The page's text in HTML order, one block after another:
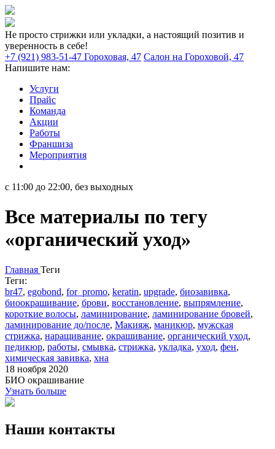
Не просто стрижки или укладки, а настоящий позитив и
уверенность в себе!
+7 (921) 983-51-47 Гороховая, 47 Салон на Гороховой, 47
Напишите нам:
Услуги
Прайс
Команда
Акции
Работы
Франшиза
Мероприятия
с 11:00 до 22:00, без выходных
Все материалы по тегу
«органический уход»
Главная Теги
Теги:
br47, egobond, for_promo, keratin, upgrade, биозавивка,
биоокрашивание, брови, восстановление, выпрямление,
короткие волосы, ламинирование, ламинирование бровей,
ламинирование до/после, Макияж, маникюр, мужская
стрижка, наращивание, окрашивание, органический уход,
педикюр, работы, смывка, стрижка, укладка, уход, фен,
химическая завивка, хна
18 ноября 2020
БИО окрашивание
Узнать больше
Наши контакты